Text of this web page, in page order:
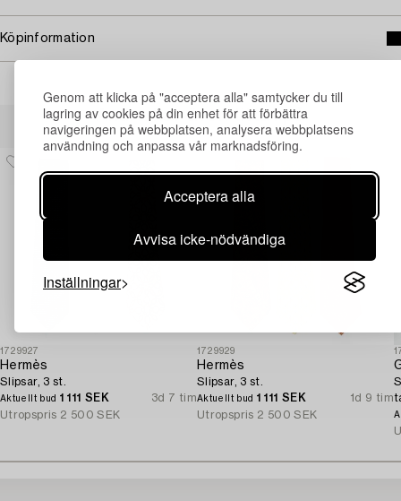
Genom att klicka på "acceptera alla" samtycker du till
lagring av cookies på din enhet för att förbättra
navigeringen på webbplatsen, analysera webbplatsens
användning och anpassa vår marknadsföring.
Acceptera alla
Avvisa icke-nödvändiga
Inställningar
Köpinformation
Andra har även tittat på
1729927
Hermès
Slipsar, 3 st.
Aktuellt bud 1 111 SEK
3d 7 tim
Utropspris 2 500 SEK
1729929
Hermès
Slipsar, 3 st.
Aktuellt bud 1 111 SEK
1d 9 tim
Utropspris 2 500 SEK